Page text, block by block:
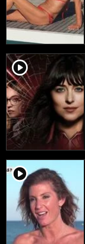
player2
player2